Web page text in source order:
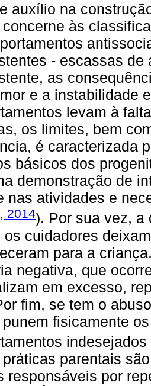
auxílio na
concerne às
- escassas
as
e a instabilidade
levam à
os limites, bem
é caracterizada
básicos dos
demonstração de
nas atividades e
2014). Por sua vez, a
os cuidadores
para a
negativa, que
em excesso,
fim, se tem o
fisicamente
indesejados
parentais
responsáveis por